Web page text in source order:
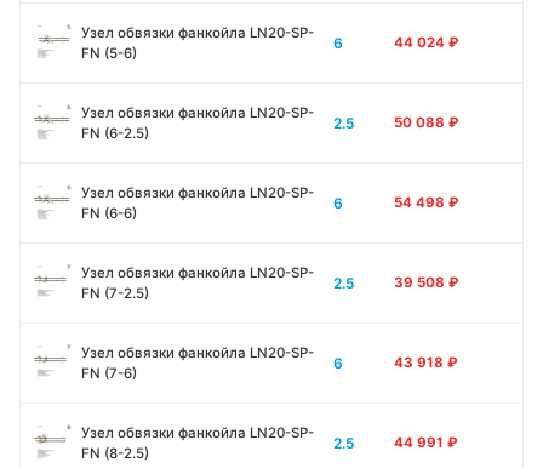
Узел обвязки фанкойла LN20-SP-
FN (5-6)
6 44 024 ₽
Узел обвязки фанкойла LN20-SP-
FN (6-2.5)
2.5 50 088 ₽
Узел обвязки фанкойла LN20-SP-
FN (6-6)
6 54 498 ₽
Узел обвязки фанкойла LN20-SP-
FN (7-2.5)
2.5 39 508 ₽
Узел обвязки фанкойла LN20-SP-
FN (7-6)
6 43 918 ₽
Узел обвязки фанкойла LN20-SP-
FN (8-2.5)
2.5 44 991 ₽